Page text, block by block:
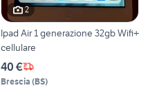
2
Ipad Air 1 generazione 32gb Wifi+
cellulare
40 €
Brescia (BS)